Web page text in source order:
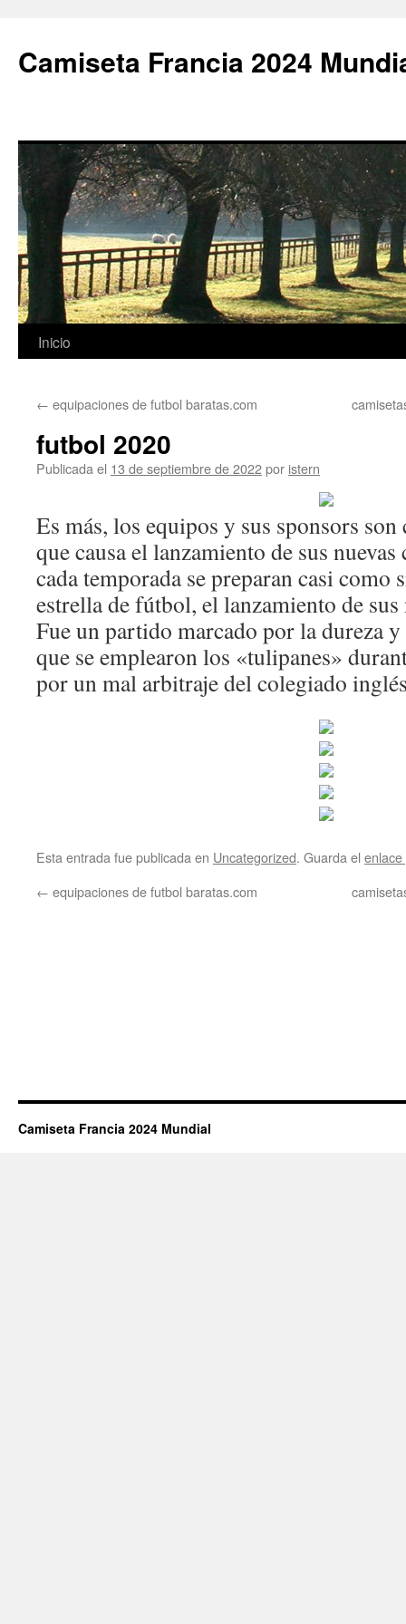
Camiseta Francia 2024
Saltar
contenido
Inicio
← equipaciones de futbol baratas.com
futbol 2020
Publicada el 13 de septiembre de 2022por istern
Es más, los equipos y sus sponsors
que causa el lanzamiento de sus
cada temporada se preparan casi como
estrella de fútbol, el lanzamiento de sus
Fue un partido marcado por la dureza
que se emplearon los «tulipanes»
por un mal arbitraje del colegiado
Esta entrada fue publicada en Uncategorized. Guarda el
← equipaciones de futbol baratas.com
Camiseta Francia 2024 Mundial